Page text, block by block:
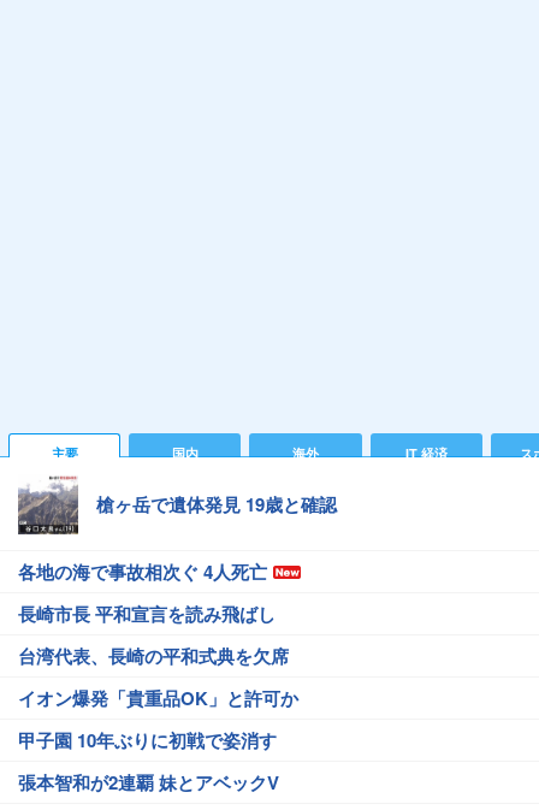
主要 国内 海外 IT 経済 ス
槍ヶ岳で遺体発見 19歳と確認
各地の海で事故相次ぐ 4人死亡
長崎市長 平和宣言を読み飛ばし
台湾代表、長崎の平和式典を欠席
イオン爆発「貴重品OK」と許可か
甲子園 10年ぶりに初戦で姿消す
張本智和が2連覇 妹とアベックV